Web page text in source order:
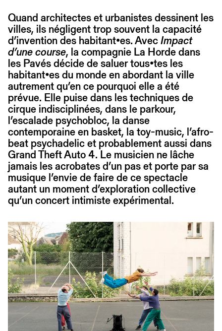
Quand architectes et urbanistes dessinent les
villes, ils négligent trop souvent la capacité
d’invention des habitant•es. AvecImpact
d’une course, la compagnie La Horde dans
les Pavés décide de saluer tous•tes les
habitant•es du monde en abordant la ville
autrement qu’en ce pourquoi elle a été
prévue. Elle puise dans les techniques de
cirque indisciplinées, dans le parkour,
l’escalade psychobloc, la danse
contemporaine en basket, la toy-music, l’afro-
beat psychadelic et probablement aussi dans
Grand Theft Auto 4. Le musicien ne lâche
jamais les acrobates d’un pas et porte par sa
musique l’envie de faire de ce spectacle
autant un moment d’exploration collective
qu’un concert intimiste expérimental.